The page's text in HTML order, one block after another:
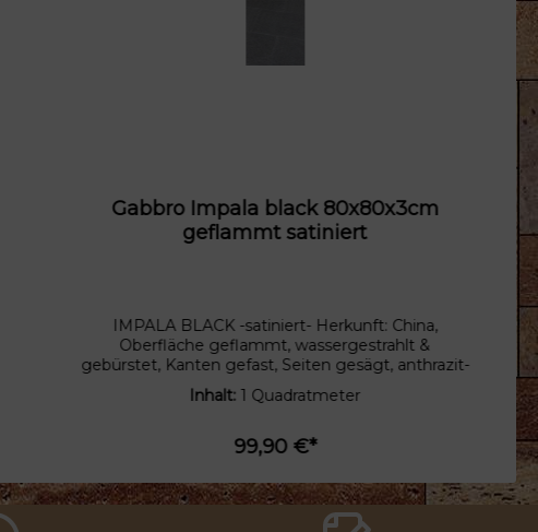
Gabbro Impala black 80x80x3cm
geflammt satiniert
IMPALA BLACK -satiniert- Herkunft: China,
Oberfläche geflammt, wassergestrahlt &
gebürstet, Kanten gefast, Seiten gesägt, anthrazit-
schwarz Der IMPALA BLACK gehört zu den
Dioriten. Diese wurden schon in der Antike
an mehreren Orten Säulen aus Diorit z.B. an dem
Tempel der Venus und Roma sowie der Villa
Hadriana. Auch heutzutage werden Diorite auf
Grund der Materialeigenschaften vielseitig
Inhalt: 1 Quadratmeter
99,90 €*